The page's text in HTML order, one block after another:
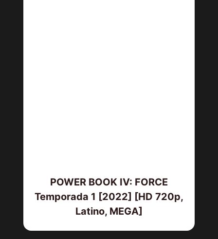
POWER BOOK IV: FORCE
Temporada 1 [2022] [HD 720p,
Latino, MEGA]